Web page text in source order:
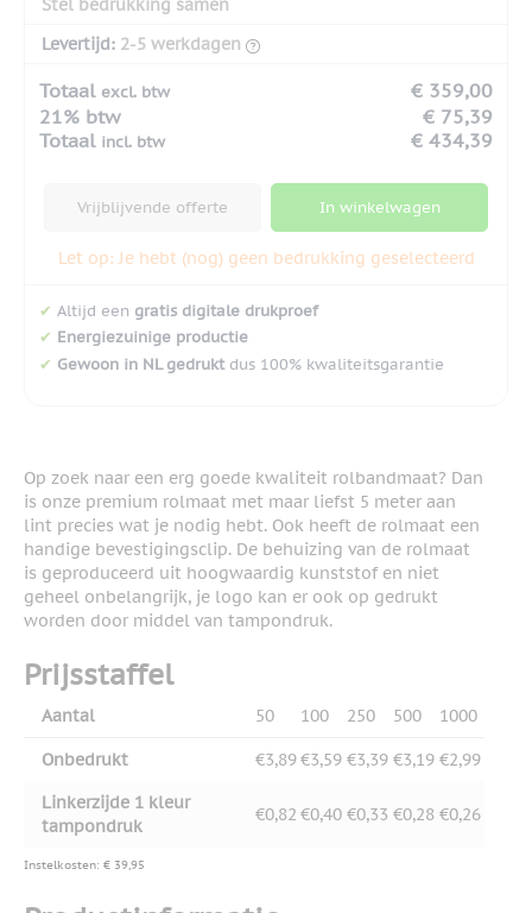
Levertijd: 2-5 werkdagen
Totaal excl. btw
€ 359,00
21% btw
€ 75,39
Totaal incl. btw € 434,39
Vrijblijvende offerte In winkelwagen
Let op: Je hebt (nog) geen bedrukking geselecteerd
✔ Altijd een gratis digitale drukproef
✔ Energiezuinige productie
✔ Gewoon in NL gedruktdus 100% kwaliteitsgarantie
Op zoek naar een erg goede kwaliteit rolbandmaat? Dan
is onze premium rolmaat met maar liefst 5 meter aan
lint precies wat je nodig hebt. Ook heeft de rolmaat een
handige bevestigingsclip. De behuizing van de rolmaat
is geproduceerd uit hoogwaardig kunststof en niet
geheel onbelangrijk, je logo kan er ook op gedrukt
worden door middel van tampondruk.
Prijsstaffel
Aantal 50 100 250 500 1000
Onbedrukt €3,89€3,59 €3,39 €3,19 €2,99
Linkerzijde 1 kleur
tampondruk
€0,82 €0,40 €0,33 €0,28 €0,26
Instelkosten: € 39,95